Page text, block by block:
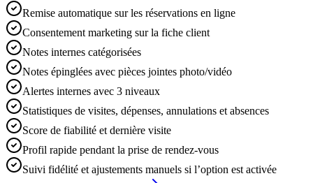
Remise automatique sur les réservations en ligne
Consentement marketing sur la fiche client
Notes internes catégorisées
Notes épinglées avec pièces jointes photo/vidéo
Alertes internes avec 3 niveaux
Statistiques de visites, dépenses, annulations et absences
Score de fiabilité et dernière visite
Profil rapide pendant la prise de rendez-vous
Suivi fidélité et ajustements manuels si l’option est activée